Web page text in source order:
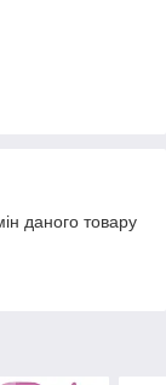
даного товару